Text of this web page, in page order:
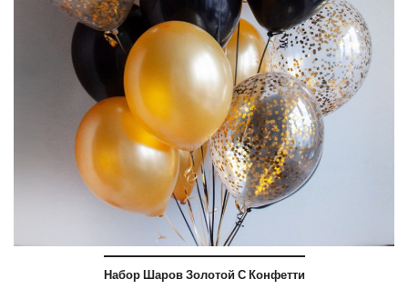
Набор Шаров Золотой С Конфетти